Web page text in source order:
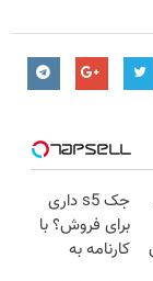
جک s5 داری
برای فروش؟ با
کارنامه به